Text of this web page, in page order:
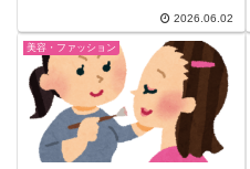
バイスをまとめ。土屋太鳳・高梨
沙羅・板野友美も同タイプ？芸能
人事例とスタイリングのコツ、ヘ
アスタイル・ファッション術を
20選でご紹介。
2026.06.02
美容・ファッション